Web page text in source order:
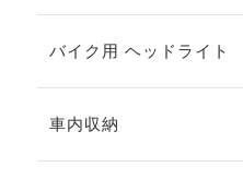
バイク用 ヘッドライト
車内収納